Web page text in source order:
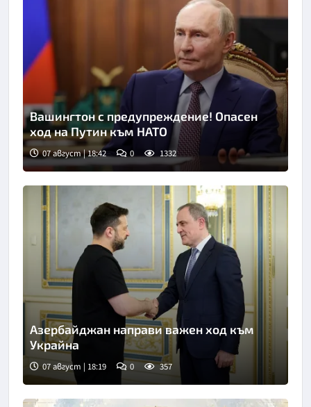
Вашингтон с предупреждение! Опасен
ход на Путин към НАТО
07 август | 18:42 0 1332
Азербайджан направи важен ход към
Украйна
07 август | 18:19 0 357